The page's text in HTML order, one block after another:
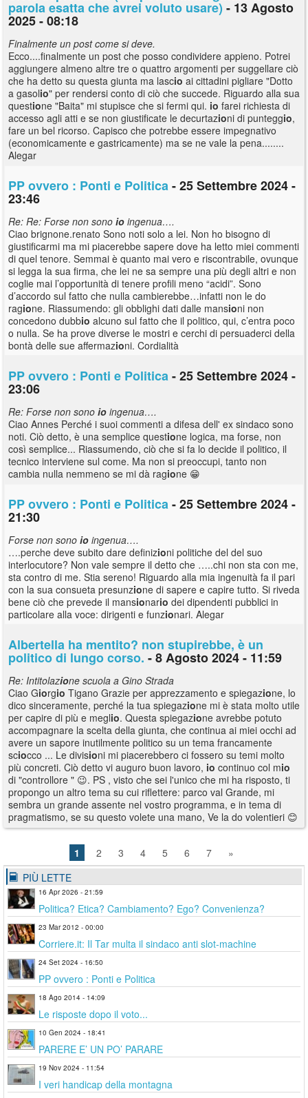
parola esatta che avrei voluto usare) - 13 Agosto
2025 - 08:18
Finalmente un post come si deve.
Ecco....finalmente un post che posso condividere appieno. Potrei
aggiungere almeno altre tre o quattro argomenti per suggellare ciò
che ha detto su questa giunta ma lascio ai cittadini pigliare "Dotto
a gasolio" per rendersi conto di ciò che succede. Riguardo alla sua
questione "Baita" mi stupisce che si fermi qui. io farei richiesta di
accesso agli atti e se non giustificate le decurtazioni di punteggio,
fare un bel ricorso. Capisco che potrebbe essere impegnativo
(economicamente e gastricamente) ma se ne vale la pena........
Alegar
PP ovvero : Ponti e Politica- 25 Settembre 2024 -
23:46
Re: Re: Forse non sono io ingenua….
Ciao brignone.renato Sono noti solo a lei. Non ho bisogno di
giustificarmi ma mi piacerebbe sapere dove ha letto miei commenti
di quel tenore. Semmai è quanto mai vero e riscontrabile, ovunque
si legga la sua firma, che lei ne sa sempre una più degli altri e non
coglie mai l’opportunità di tenere profili meno “acidi”. Sono
d’accordo sul fatto che nulla cambierebbe…infatti non le do
ragione. Riassumendo: gli obblighi dati dalle mansioni non
concedono dubbio alcuno sul fatto che il politico, qui, c’entra poco
o nulla. Se ha prove diverse le mostri e cerchi di persuaderci della
bontà delle sue affermazioni. Cordialità
PP ovvero : Ponti e Politica- 25 Settembre 2024 -
23:06
Re: Forse non sono io ingenua….
Ciao Annes Perché i suoi commenti a difesa dell' ex sindaco sono
noti. Ciò detto, è una semplice questione logica, ma forse, non
così semplice... Riassumendo, ciò che si fa lo decide il politico, il
tecnico interviene sul come. Ma non si preoccupi, tanto non
cambia nulla nemmeno se mi dà ragione 😁
PP ovvero : Ponti e Politica- 25 Settembre 2024 -
21:30
Forse non sono io ingenua….
….perche deve subito dare definizioni politiche del del suo
interlocutore? Non vale sempre il detto che …..chi non sta con me,
sta contro di me. Stia sereno! Riguardo alla mia ingenuità fa il pari
con la sua consueta presunzione di sapere e capire tutto. Si riveda
bene ciò che prevede il mansionario dei dipendenti pubblici in
particolare alla voce: dirigenti e funzionari. Alegar
Albertella ha mentito? non stupirebbe, è un
politico di lungo corso. - 8 Agosto 2024 - 11:59
Re: Intitolazione scuola a Gino Strada
Ciao Giorgio Tigano Grazie per apprezzamento e spiegazione, lo
dico sinceramente, perché la tua spiegazione mi è stata molto utile
per capire di più e meglio. Questa spiegazione avrebbe potuto
accompagnare la scelta della giunta, che continua ai miei occhi ad
avere un sapore inutilmente politico su un tema francamente
sciocco ... Le divisioni mi piacerebbero ci fossero su temi molto
più concreti. Ciò detto vi auguro buon lavoro, io continuo col mio
di "controllore " 😉. PS , visto che sei l'unico che mi ha risposto, ti
propongo un altro tema su cui riflettere: parco val Grande, mi
sembra un grande assente nel vostro programma, e in tema di
pragmatismo, se su questo volete una mano, Ve la do volentieri 😊
1 2 3 4 5 6 7
»
PIÙ LETTE
16 Apr 2026 - 21:59
Politica? Etica? Cambiamento? Ego? Convenienza?
23 Mar 2012 - 00:00
Corriere.it: Il Tar multa il sindaco anti slot-machine
24 Set 2024 - 16:50
PP ovvero : Ponti e Politica
18 Ago 2014 - 14:09
Le risposte dopo il voto...
10 Gen 2024 - 18:41
PARERE E’ UN PO’ PARARE
19 Nov 2024 - 11:54
I veri handicap della montagna